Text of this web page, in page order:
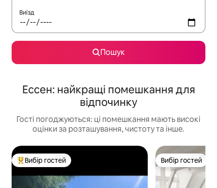
Виїзд
Пошук
Ессен: найкращі помешкання для
відпочинку
Гості погоджуються: ці помешкання мають високі
оцінки за розташування, чистоту та інше.
Топ вибір гостей
Вибір гостей Вибір гостей
Вибір гостей